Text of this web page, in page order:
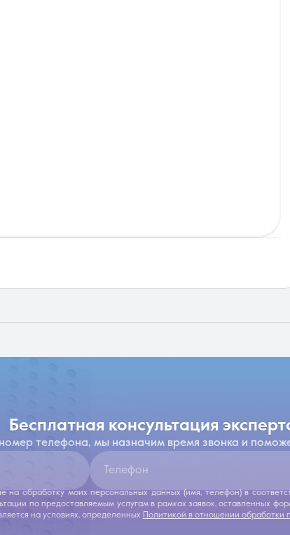
бесплатная консультация
телефона, мы назначим время звонка и
Телефон
на обработку моих персональных данных (имя, телефон) в
по предоставляемым услугам в рамках заявок, оставленных
на условиях, определенных Политикой в отношении обработки